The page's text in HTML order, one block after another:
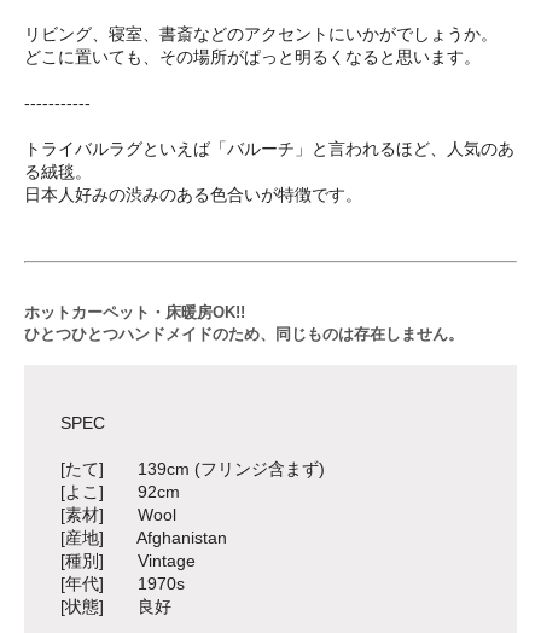
リビング、寝室、書斎などのアクセントにいかがでしょうか。
どこに置いても、その場所がぱっと明るくなると思います。
-----------
トライバルラグといえば「バルーチ」と言われるほど、人気のあ
る絨毯。
日本人好みの渋みのある色合いが特徴です。
ホットカーペット・床暖房OK!!
ひとつひとつハンドメイドのため、同じものは存在しません。
SPEC
[たて] 139cm (フリンジ含まず)
[よこ] 92cm
[素材] Wool
[産地] Afghanistan
[種別] Vintage
[年代] 1970s
[状態] 良好